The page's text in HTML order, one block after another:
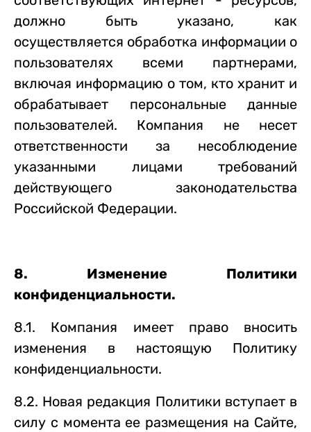
должно быть указано, как
осуществляется обработка информации о
пользователях всеми партнерами,
включая информацию о том, кто хранит и
обрабатывает персональные данные
пользователей. Компания не несет
ответственности за несоблюдение
указанными лицами требований
действующего законодательства
Российской Федерации.
8. Изменение Политики
конфиденциальности.
8.1. Компания имеет право вносить
изменения в настоящую Политику
конфиденциальности.
8.2. Новая редакция Политики вступает в
силу с момента ее размещения на Сайте,